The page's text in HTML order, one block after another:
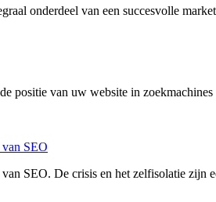
onderdeel van een succesvolle
positie van uw website in zoekmachines
SEO
SEO. De crisis en het zelfisolatie zijn